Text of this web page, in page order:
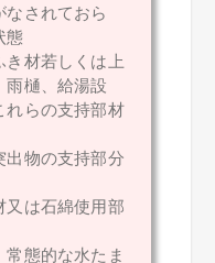
なされておら
態
き材若しくは上
雨樋、給湯設
れらの支持部材
出物の支持部分
又は石綿使用部
常態的な水たま